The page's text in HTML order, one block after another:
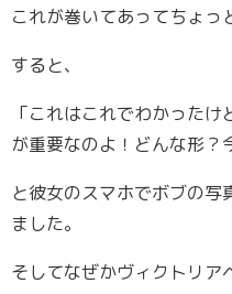
これが巻いてあってちょっ
すると、
「これはこれでわかった
が重要なのよ！どんな形？
と彼女のスマホでボブの
ました。
そしてなぜかヴィクトリア